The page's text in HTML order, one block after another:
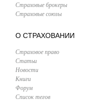
Страховые брокеры
Страховые союзы
О СТРАХОВАНИИ
Страховое право
Статьи
Новости
Книги
Форум
Список тегов